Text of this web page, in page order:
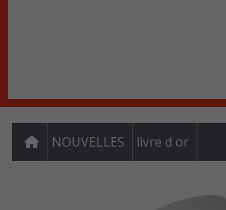
NOUVELLES livre d or